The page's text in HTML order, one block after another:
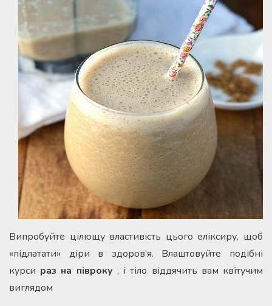
Випробуйте цілющу властивість цього еліксиру, щоб
«підлатати» діри в здоров’я. Влаштовуйте подібні
курси раз на півроку , і тіло віддячить вам квітучим
виглядом